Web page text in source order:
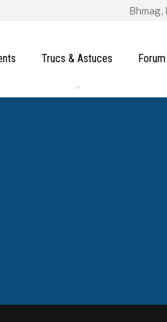
Trucs & Astuces Forum